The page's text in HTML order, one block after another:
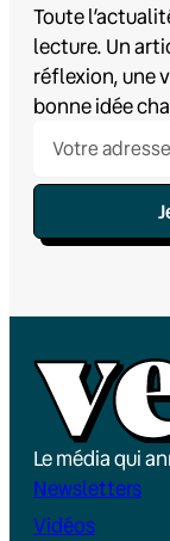
Toute
lecture. Un
réflexion, une
bonne idée
Le média qui
Newsletters
Vidéos